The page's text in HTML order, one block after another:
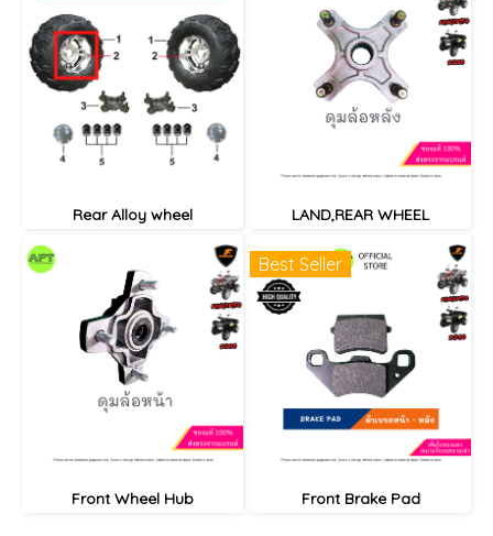
Rear Alloy wheel LAND,REAR WHEEL
Front Wheel Hub
Best Seller
Front Brake Pad